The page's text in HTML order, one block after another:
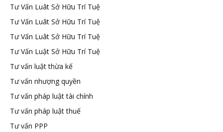
Tư Vấn Luât Sở Hữu Trí Tuệ
Tư Vấn Luât Sở Hữu Trí Tuệ
Tư Vấn Luât Sở Hữu Trí Tuệ
Tư Vấn Luật Sở Hữu Trí Tuệ
Tư vấn luật thừa kế
Tư vấn nhượng quyền
Tư vấn pháp luật tài chính
Tư vấn pháp luật thuế
Tư vấn PPP